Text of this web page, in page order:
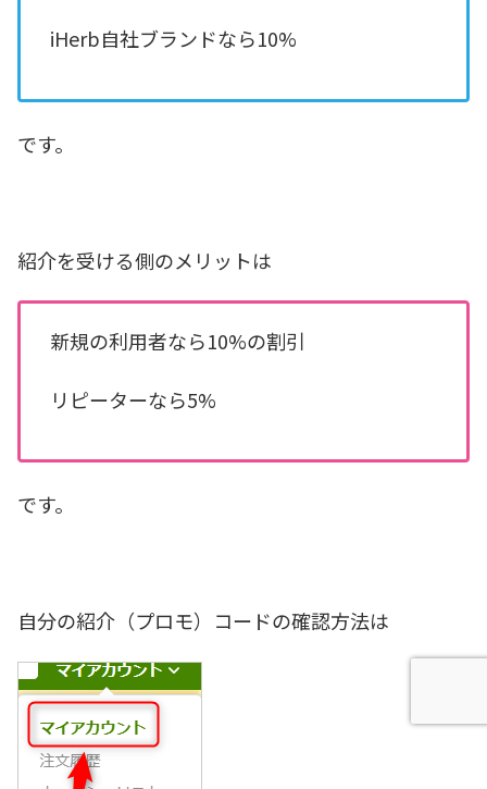
iHerb自社ブランドなら10%
です。
紹介を受ける側のメリットは
新規の利用者なら10%の割引
リピーターなら5%
です。
自分の紹介（プロモ）コードの確認方法は